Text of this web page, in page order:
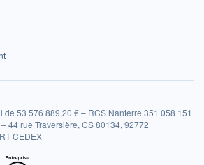
de 53 576 889,20 € – RCS Nanterre 351 058 151
44 rue Traversière, CS 80134, 92772
CEDEX